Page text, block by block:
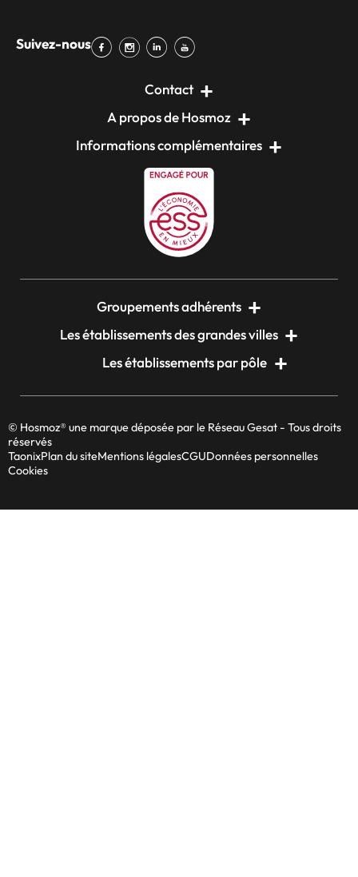
Suivez-nous
Contact
A propos de Hosmoz
Informations complémentaires
Groupements adhérents
Les établissements des grandes villes
Les établissements par pôle
© Hosmoz® une marque déposée par le Réseau Gesat - Tous droits
réservés
TaonixPlan du siteMentions légalesCGUDonnées personnelles
Cookies